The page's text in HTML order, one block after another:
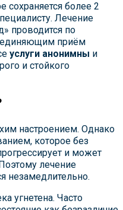
сохраняется более 2
Лечение
проводится по
приём
услуги анонимны и
и стойкого
настроением. Однако
которое без
и может
лечение
незамедлительно.
угнетена. Часто